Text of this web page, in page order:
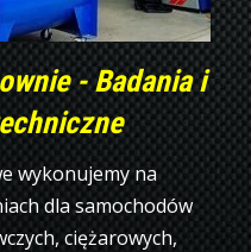
- Badania i
wykonujemy na
dla samochodów
ciężarowych,